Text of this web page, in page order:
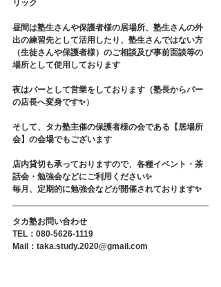
リック
昼間は塾生さんや保護者様の居場所、塾生さんの外
出の練習先として活用したり、塾生さんではない方
（生徒さんや保護者様）のご相談及び事前面談等の
場所として使用しております
夜はバーとして営業をしております（塾長からバー
の店長へ変身です✨）
そして、タカ塾主催の保護者様の会である【居場所
会】の会場でもございます
店内貸切も承っておりますので、各種イベント・茶
話会・勉強会などにご利用ください✨
毎月、定期的に勉強会などが開催されております✨
タカ塾お問い合わせ
TEL：080-5626-1119
Mail：taka.study.2020@gmail.com